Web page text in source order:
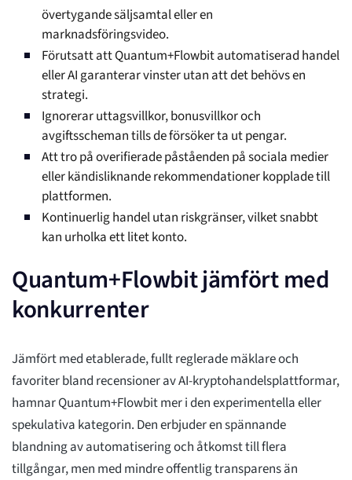
övertygande säljsamtal eller en
marknadsföringsvideo.
Förutsatt att Quantum+Flowbit automatiserad handel
eller AI garanterar vinster utan att det behövs en
strategi.
Ignorerar uttagsvillkor, bonusvillkor och
avgiftsscheman tills de försöker ta ut pengar.
Att tro på overifierade påståenden på sociala medier
eller kändisliknande rekommendationer kopplade till
plattformen.
Kontinuerlig handel utan riskgränser, vilket snabbt
kan urholka ett litet konto.
Quantum+Flowbit jämfört med
konkurrenter
Jämfört med etablerade, fullt reglerade mäklare och
favoriter bland recensioner av AI-kryptohandelsplattformar,
hamnar Quantum+Flowbit mer i den experimentella eller
spekulativa kategorin. Den erbjuder en spännande
blandning av automatisering och åtkomst till flera
tillgångar, men med mindre offentlig transparens än